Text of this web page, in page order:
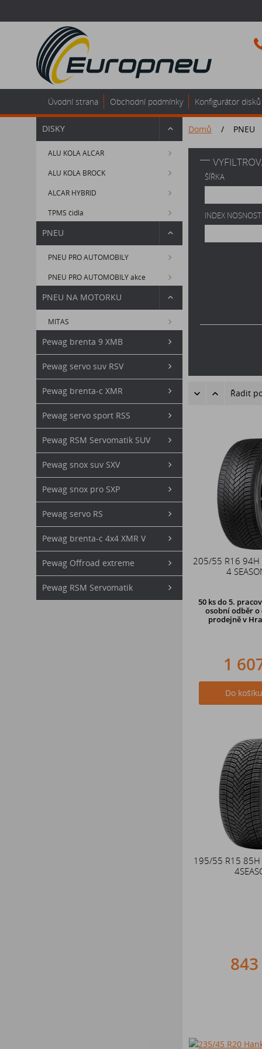
Úvodní strana Obchodní podmínky Konfigurátor disků
DISKY
ALU KOLA ALCAR
ALU KOLA BROCK
ALCAR HYBRID
TPMS čidla
PNEU
PNEU PRO AUTOMOBILY
PNEU PRO AUTOMOBILY akce
PNEU NA MOTORKU
MITAS
Pewag brenta 9 XMB
Pewag servo suv RSV
Pewag brenta-c XMR
Pewag servo sport RSS
Pewag RSM Servomatik SUV
Pewag snox suv SXV
Pewag snox pro SXP
Pewag servo RS
Pewag brenta-c 4x4 XMR V
Pewag Offroad extreme
Pewag RSM Servomatik
Domů / PNEU
ŠÍŘKA
INDEX NOSNOSTI
Řadit
205/55 R16 94H
4
50 ks do 5.
osobní odběr o
prodejněv
1
Do košíku
195/55 R15 85H